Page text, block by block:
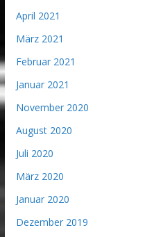
April 2021
März 2021
Februar 2021
Januar 2021
November 2020
August 2020
Juli 2020
März 2020
Januar 2020
Dezember 2019